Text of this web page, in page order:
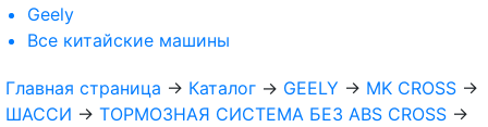
Geely
Все китайские машины
Главная страница → Каталог → GEELY → MK CROSS →
ШАССИ → ТОРМОЗНАЯ СИСТЕМА БЕЗ ABS CROSS →